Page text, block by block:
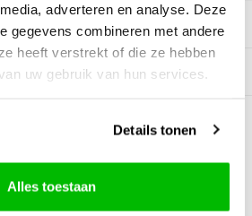
adverteren en analyse. Deze
gegevens combineren met andere
heeft verstrekt of die ze hebben
uw gebruik van hun services.
Details tonen
Alles toestaan